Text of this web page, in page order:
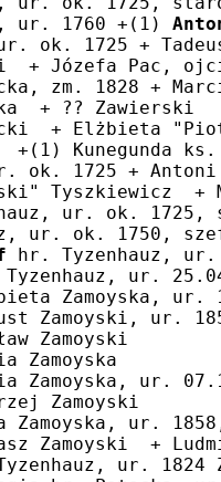
ur. 1760 +(1)
ok. 1725 +
ojciec:
1828 + Marcin
?? Zawierski
ks.
ok. 1725 +
+ Maria
ur. ok. 1725,
ur. ok. 1750,
hr. Tyzenhauz, ur.
Tyzenhauz, ur.
1846, zm.
zm. 1917
+
zm. 1931
+ Ludmiła
ur. 1824